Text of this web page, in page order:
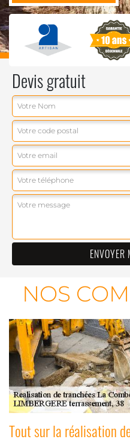
Devis gratuit
NOS
Tout sur la réalisation